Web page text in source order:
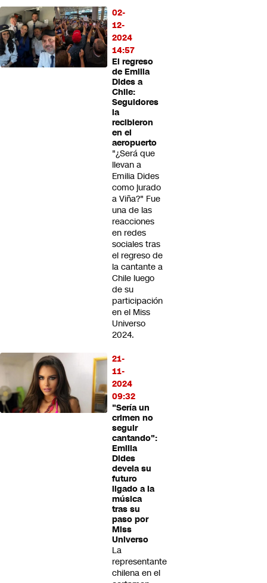
02-
12-
2024
14:57
El regreso
de Emilia
Dides a
Chile:
Seguidores
la
recibieron
en el
aeropuerto
"¿Será que
llevan a
Emilia Dides
como jurado
a Viña?" Fue
una de las
reacciones
en redes
sociales tras
el regreso de
la cantante a
Chile luego
de su
participación
en el Miss
Universo
2024.
21-
11-
2024
09:32
"Sería un
crimen no
seguir
cantando":
Emilia
Dides
devela su
futuro
ligado a la
música
tras su
paso por
Miss
Universo
La
representante
chilena en el